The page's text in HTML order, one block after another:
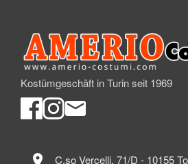
Kostümgeschäft in Turin seit 1969
location_on C.so Vercelli, 71/D - 10155